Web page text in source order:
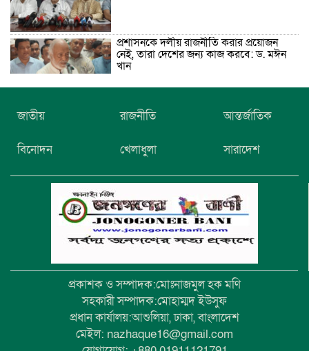
প্রশাসনকে দলীয় রাজনীতি করার প্রয়োজন
নেই, তারা দেশের জন্য কাজ করবে: ড. মঈন
খান
নিখোঁজের তিনদিন পর মাইক্রোবাস চালকের
মরদেহ উদ্ধার
উচ্চ বিদ্যালয়ের ৮১তম বার্ষিক ক্রীড়া
জাতীয় রাজনীতি আন্তর্জাতিক
বিনোদন খেলাধুলা সারাদেশ
প্রকাশক ও সম্পাদক:মোঃনাজমুল হক মণি
সহকারী সম্পাদক:মোহাম্মদ ইউসুফ
প্রধান কার্যালয়:আশুলিয়া, ঢাকা, বাংলাদেশ
মেইল: nazhaque16@gmail.com